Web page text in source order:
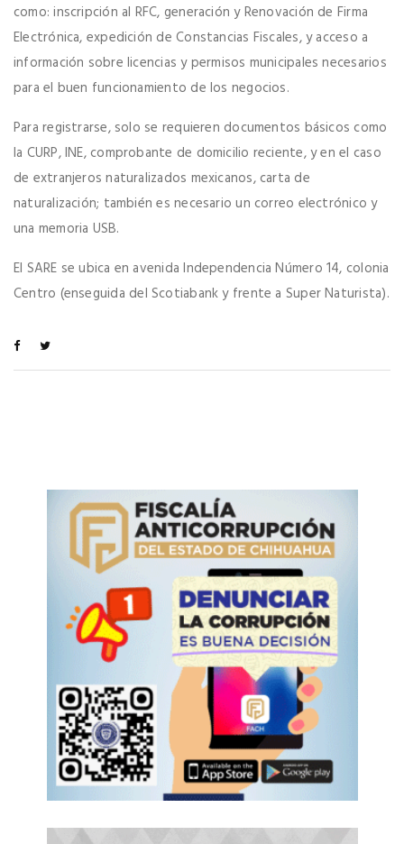
como: inscripción al RFC, generación y Renovación de Firma
Electrónica, expedición de Constancias Fiscales, y acceso a
información sobre licencias y permisos municipales necesarios
para el buen funcionamiento de los negocios.
Para registrarse, solo se requieren documentos básicos como
la CURP, INE, comprobante de domicilio reciente, y en el caso
de extranjeros naturalizados mexicanos, carta de
naturalización; también es necesario un correo electrónico y
una memoria USB.
El SARE se ubica en avenida Independencia Número 14, colonia
Centro (enseguida del Scotiabank y frente a Super Naturista).